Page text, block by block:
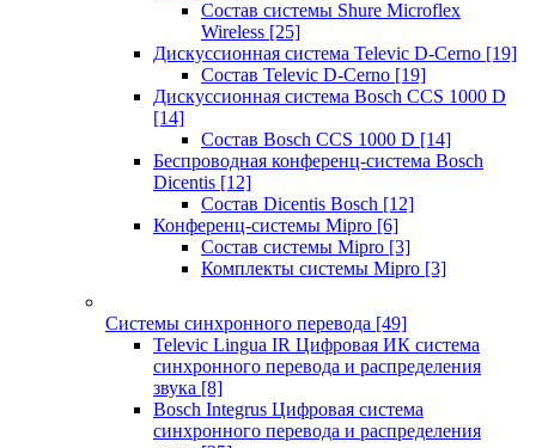
Состав системы Shure Microflex
Wireless [25]
Дискуссионная система Televic D-Cerno [19]
Состав Televic D-Cerno [19]
Дискуссионная система Bosch CCS 1000 D
[14]
Состав Bosch CCS 1000 D [14]
Беспроводная конференц-система Bosch
Dicentis [12]
Состав Dicentis Bosch [12]
Конференц-системы Mipro [6]
Состав системы Mipro [3]
Комплекты системы Mipro [3]
Системы синхронного перевода [49]
Televic Lingua IR Цифровая ИК система
синхронного перевода и распределения
звука [8]
Bosch Integrus Цифровая система
синхронного перевода и распределения